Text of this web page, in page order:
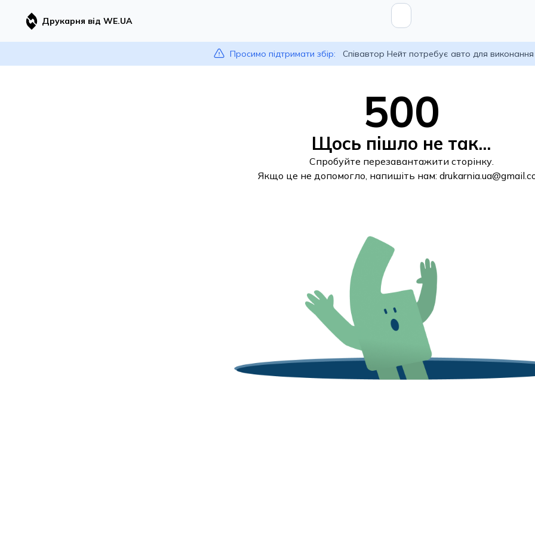
Друкарня від WE.UA
Просимо підтримати збір: Співавтор Нейт потребує авто для
500
Щось пішло не так...
Спробуйте перезавантажити сторінку.
Якщо це не допомогло, напишіть нам: